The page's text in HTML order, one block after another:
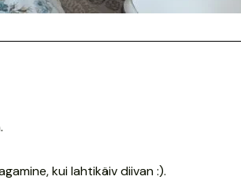
kui lahtikäiv diivan :).